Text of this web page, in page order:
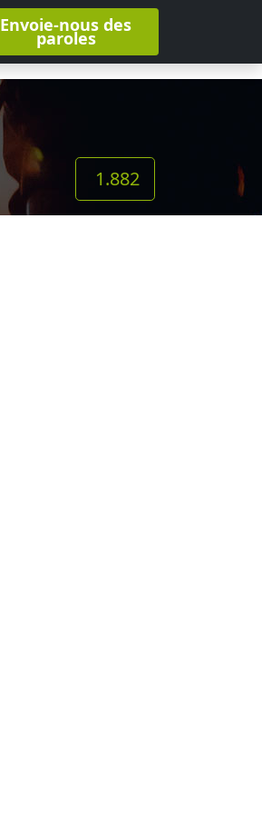
Envoie-nous des
paroles
1.882